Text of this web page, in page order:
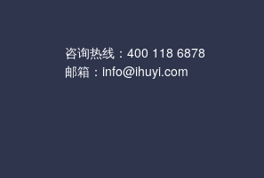
咨询热线： 400 118 6878
邮箱： info@ihuyi.com